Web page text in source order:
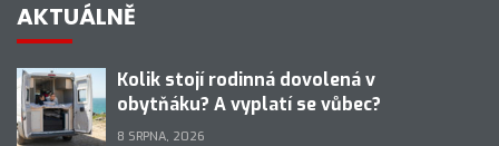
AKTUÁLNĚ
Kolik stojí rodinná dovolená v
obytňáku? A vyplatí se vůbec?
8 SRPNA, 2026